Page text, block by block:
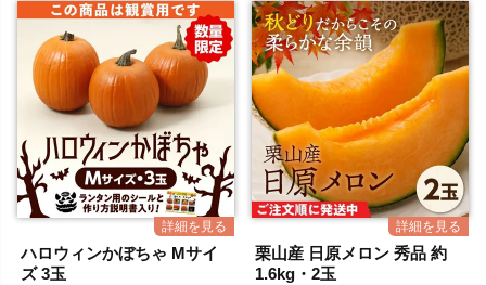
ハロウィンかぼちゃ Mサイ
ズ 3玉
栗山産 日原メロン 秀品 約
1.6kg・2玉